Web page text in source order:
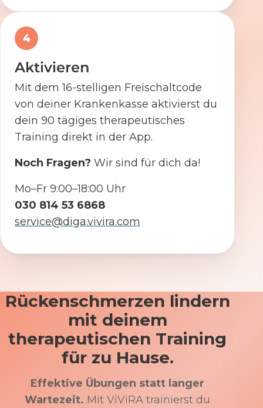
4
Aktivieren
Mit dem 16-stelligen Freischaltcode
von deiner Krankenkasse aktivierst du
dein 90 tägiges therapeutisches
Training direkt in der App.
Noch Fragen? Wir sind für dich da!
Mo–Fr 9:00–18:00 Uhr
030 814 53 6868
service@diga.vivira.com
Rückenschmerzen lindern
mit deinem
therapeutischen Training
für zu Hause.
Effektive Übungen statt langer
Wartezeit. Mit ViViRA trainierst du